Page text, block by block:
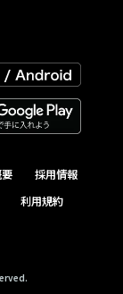
採用情報
利用規約